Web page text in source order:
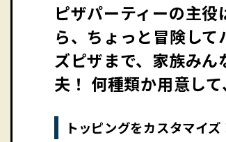
ピザパーティーの主
ら、ちょっと冒険し
ズピザまで、家族み
夫！ 何種類か用意し
トッピングをカスタマイズ